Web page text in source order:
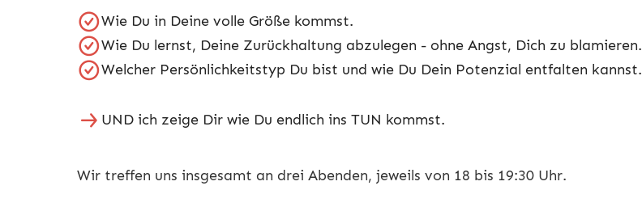
Wie Du in Deine volle Größe kommst.
Wie Du lernst, Deine Zurückhaltung abzulegen - ohne Angst, Dich zu blamieren.
Welcher Persönlichkeitstyp Du bist und wie Du Dein Potenzial entfalten kannst.
UND ich zeige Dir wie Du endlich ins TUN kommst.
Wir treffen uns insgesamt an drei Abenden, jeweils von 18 bis 19:30 Uhr.